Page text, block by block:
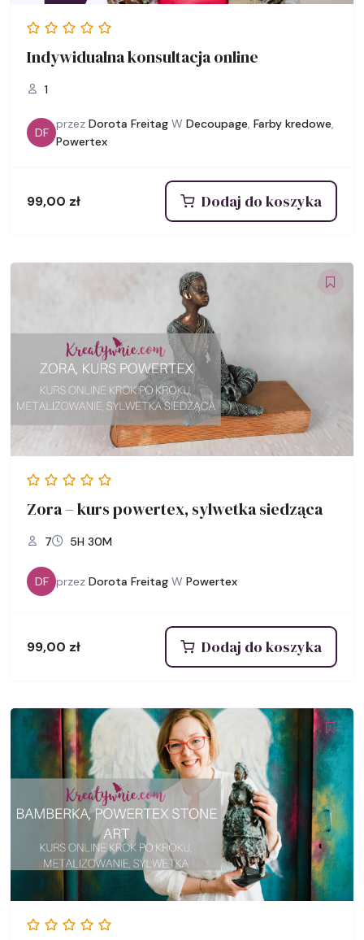
Indywidualna konsultacja online
1
DF
przez Dorota Freitag W Decoupage, Farby kredowe,
Powertex
99,00 zł Dodaj do koszyka
Zora – kurs powertex, sylwetka siedząca
7 5H 30M
DF przez Dorota Freitag W Powertex
99,00 zł Dodaj do koszyka